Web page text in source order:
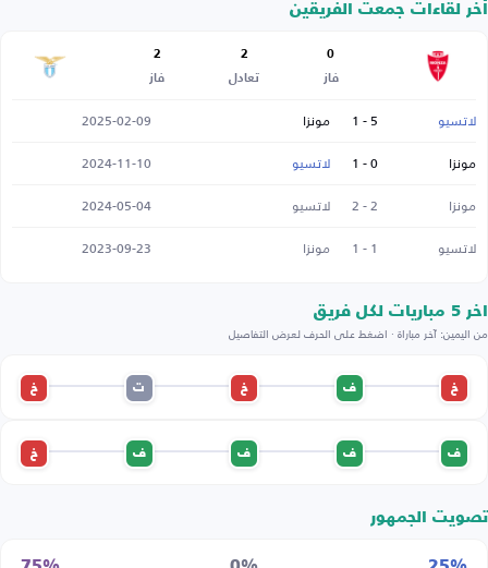
أخر لقاءات جمعت الفريقين
0
فاز
2
تعادل
2
فاز
لاتسيو 5 - 1 مونزا
2025-02-09
مونزا
0 - 1 لاتسيو
2024-11-10
مونزا
2 - 2 لاتسيو
2024-05-04
لاتسيو
1 - 1 مونزا 2023-09-23
اخر 5 مباريات لكل فريق
من اليمين: آخر مباراة · اضغط على الحرف لعرض التفاصيل
خ ف خ ت خ
ف ف ف ف خ
تصويت الجمهور